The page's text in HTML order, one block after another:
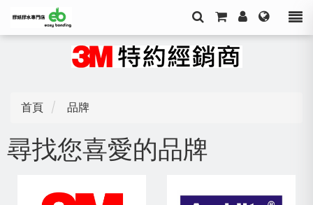
首頁 品牌
尋找您喜愛的品牌